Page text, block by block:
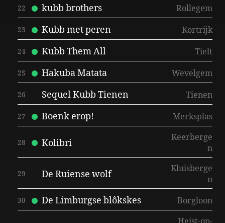
22 kubb brothers Rollegem
23 Kubb met peren Kortrijk
24 Kubb Them All Tielt
25 Hakuba Matata Wevelgem
26 Sequel Kubb Tienen Tienen
27 Boenk erop! Merksplas
28 Kolibri
Keerberge
n
29 De Ruiense wolf
Kluisberge
n
30 De Limburgse blôkskes Borgloon